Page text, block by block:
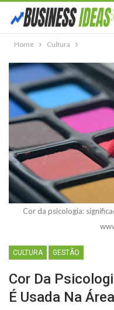
Home Cultura
Cor da psicologia:
CULTURA GESTÃO
Cor Da
É Usada Na Área